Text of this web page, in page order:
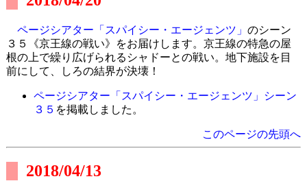
ページシアター「スパイシー・エージェンツ」 のシーン
３５《京王線の戦い》をお届けします。京王線の特急の屋
根の上で繰り広げられるシャドーとの戦い。地下施設を目
前にして、しろの結界が決壊！
ページシアター「スパイシー・エージェンツ」シーン
３５ を掲載しました。
このページの先頭へ
2018/04/13